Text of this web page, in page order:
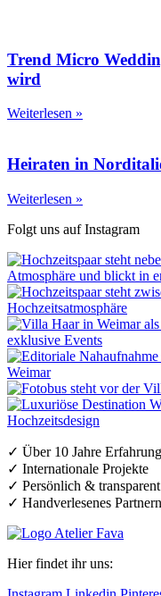
Trend Micro
wird
Weiterlesen »
Heiraten in
Weiterlesen »
Folgt uns auf Instagram
✓ Über 10 Jahre Erfahrung
✓ Internationale Projekte
✓ Persönlich & transparent
✓ Handverlesenes
Hier findet ihr uns: